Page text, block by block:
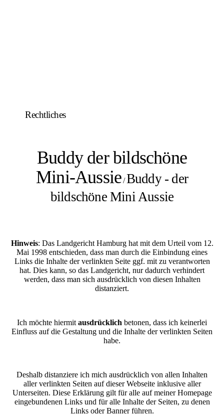
Rechtliches
Buddy der bildschöne
Mini-Aussie/Buddy - der
bildschöne Mini Aussie
Hinweis: Das Landgericht Hamburg hat mit dem Urteil vom 12.
Mai 1998 entschieden, dass man durch die Einbindung eines
Links die Inhalte der verlinkten Seite ggf. mit zu verantworten
hat. Dies kann, so das Landgericht, nur dadurch verhindert
werden, dass man sich ausdrücklich von diesen Inhalten
distanziert.
Ich möchte hiermit ausdrücklich betonen, dass ich keinerlei
Einfluss auf die Gestaltung und die Inhalte der verlinkten Seiten
habe.
Deshalb distanziere ich mich ausdrücklich von allen Inhalten
aller verlinkten Seiten auf dieser Webseite inklusive aller
Unterseiten. Diese Erklärung gilt für alle auf meiner Homepage
eingebundenen Links und für alle Inhalte der Seiten, zu denen
Links oder Banner führen.